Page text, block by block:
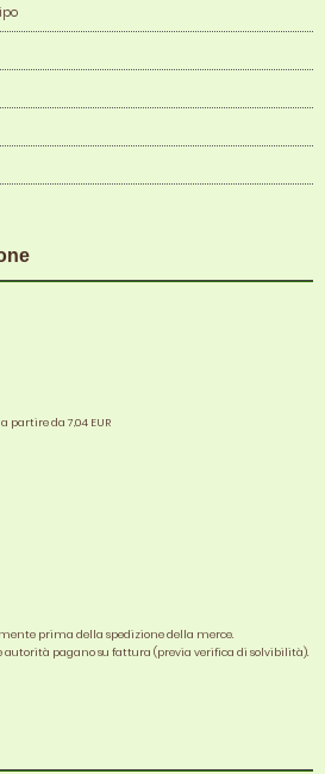
partire da 7,04 EUR
prima della spedizione della merce.
autorità pagano su fattura (previa verifica di solvibilità).